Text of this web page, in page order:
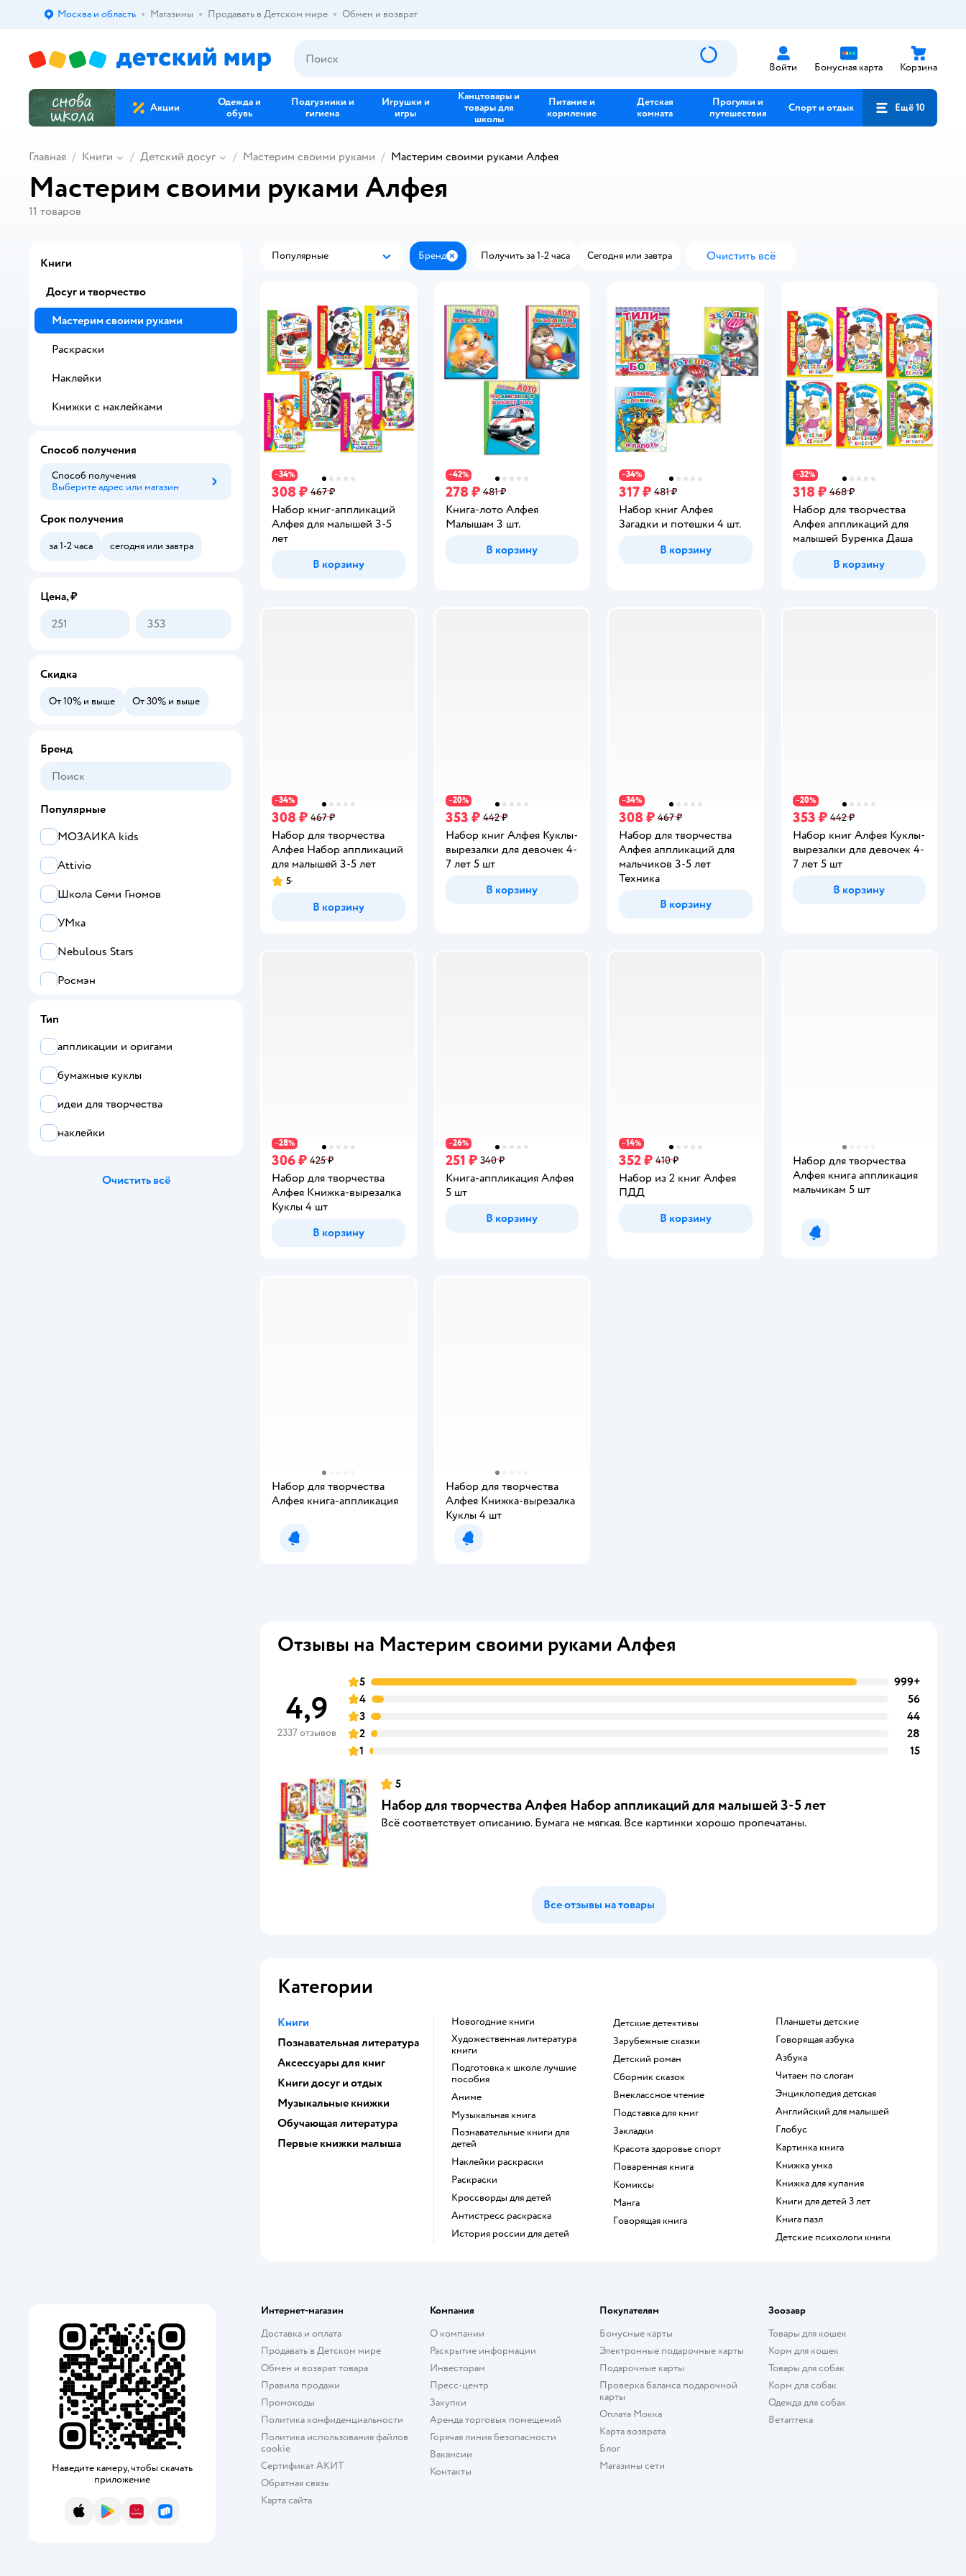
Выбор адреса доставки.
Москва и область Магазины Продавать в Детском мире Обмен и возврат
Войти Бонусная карта Корзина
Акции
Одежда и
обувь
Подгузники и
гигиена
Игрушки и
игры
Канцтовары и
товары для
школы
Питание и
кормление
Детская
комната
Прогулки и
путешествия
Спорт и отдых Ещё 10
Главная Книги Детский досуг Мастерим своими руками Мастерим своими руками Алфея
Мастерим своими руками Алфея
11 товаров
Популярные
Популярные Бренд ЗакрытьПолучить за 1-2 часа Сегодня или завтра Очистить всё
−34%
308 ₽ 467 ₽
Набор книг-аппликаций
Алфея для малышей 3-5
лет
В корзину
−42%
278 ₽ 481 ₽
Книга-лото Алфея
Малышам 3 шт.
В корзину
−34%
317 ₽ 481 ₽
Набор книг Алфея
Загадки и потешки 4 шт.
В корзину
−32%
318 ₽ 468 ₽
Набор для творчества
Алфея аппликаций для
малышей Буренка Даша
В корзину
−34%
308 ₽ 467 ₽
Набор для творчества
Алфея Набор аппликаций
для малышей 3-5 лет
Рейтинг:
5
В корзину
−20%
353 ₽ 442 ₽
Набор книг Алфея Куклы-
вырезалки для девочек 4-
7 лет 5 шт
В корзину
−34%
308 ₽ 467 ₽
Набор для творчества
Алфея аппликаций для
мальчиков 3-5 лет
Техника
В корзину
−20%
353 ₽ 442 ₽
Набор книг Алфея Куклы-
вырезалки для девочек 4-
7 лет 5 шт
В корзину
−28%
306 ₽ 425 ₽
Набор для творчества
Алфея Книжка-вырезалка
Куклы 4 шт
В корзину
−26%
251 ₽ 340 ₽
Книга-аппликация Алфея
5 шт
В корзину
−14%
352 ₽ 410 ₽
Набор из 2 книг Алфея
ПДД
В корзину
Набор для творчества
Алфея книга аппликация
мальчикам 5 шт
Уведомить о появлении
Набор для творчества
Алфея книга-аппликация
Уведомить о появлении
Набор для творчества
Алфея Книжка-вырезалка
Куклы 4 шт
Уведомить о появлении
Отзывы на Мастерим своими руками Алфея
4,9
2337 отзывов
5
999+
4
56
3
44
2
28
1
15
5
Набор для творчества Алфея Набор аппликаций для малышей 3-5 лет
Всё соответствует описанию. Бумага не мягкая. Все картинки хорошо пропечатаны.
Все отзывы на товары
Категории
Книги
Познавательная литература
Аксессуары для книг
Книги досуг и отдых
Музыкальные книжки
Обучающая литература
Первые книжки малыша
новогодние книги
художественная литература
книги
подготовка к школе лучшие
пособия
Аниме
музыкальная книга
познавательные книги для
детей
наклейки раскраски
раскраски
кроссворды для детей
антистресс раскраска
история россии для детей
детские детективы
зарубежные сказки
детский роман
сборник сказок
внеклассное чтение
подставка для книг
закладки
красота здоровье спорт
поваренная книга
комиксы
манга
говорящая книга
Планшеты детские
говорящая азбука
азбука
читаем по слогам
энциклопедия детская
английский для малышей
глобус
картинка книга
книжка умка
книжка для купания
книги для детей 3 лет
книга пазл
детские психологи книги
Книги
Досуг и творчество
Мастерим своими руками
Раскраски
Наклейки
Книжки с наклейками
Способ получения
Способ получения
Выберите адрес или магазин
Способ получения
Срок получения
за 1-2 часа сегодня или завтра
Цена, ₽
Скидка
От 10% и выше От 30% и выше
Бренд
Популярные
МОЗАИКА kids
Attivio
Школа Семи Гномов
УМка
Nebulous Stars
Росмэн
Все
Махаон
МИФ
МОЗАИКА kids
Мозайка
Омега-Пресс
Открытая планета
Принтбук
Тип
аппликации и оригами
бумажные куклы
идеи для творчества
наклейки
Очистить всё
Наведите камеру, чтобы скачать
приложение
App StoreGoogle Play
AppGallery
RuStore
Интернет-магазин
Доставка и оплата
Продавать в Детском мире
Обмен и возврат товара
Правила продажи
Промокоды
Политика конфиденциальности
Политика использования файлов
cookie
Сертификат АКИТ
Обратная связь
Карта сайта
Компания
О компании
Раскрытие информации
Инвесторам
Пресс-центр
Закупки
Аренда торговых помещений
Горячая линия безопасности
Вакансии
Контакты
Покупателям
Бонусные карты
Электронные подарочные карты
Подарочные карты
Проверка баланса подарочной
карты
Оплата Мокка
Карта возврата
Блог
Магазины сети
Зоозавр
Товары для кошек
Корм для кошек
Товары для собак
Корм для собак
Одежда для собак
Ветаптека